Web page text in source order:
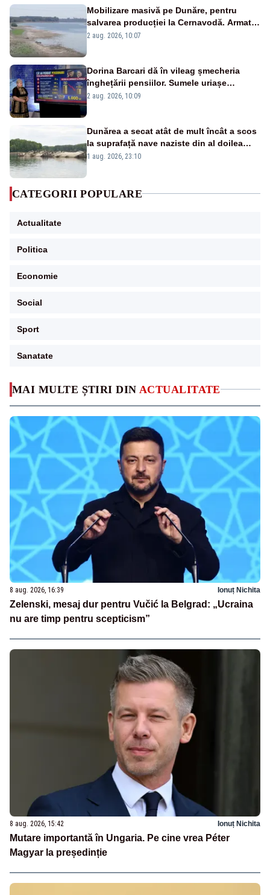
MAI MULTE ȘTIRI DIN ACTUALITATE
8 aug. 2026, 16:39 Ionuț Nichita
Zelenski, mesaj dur pentru Vučić la Belgrad: „Ucraina
nu are timp pentru scepticism”
8 aug. 2026, 15:42 Ionuț Nichita
Mutare importantă în Ungaria. Pe cine vrea Péter
Magyar la președinție
Mobilizare masivă pe Dunăre, pentru
salvarea producției la Cernavodă. Armata
va detona o stâncă și va devia apa
2 aug. 2026, 10:07
Dorina Barcari dă în vileag șmecheria
înghețării pensiilor. Sumele uriașe
pierdute de fiecare român
2 aug. 2026, 10:09
Dunărea a secat atât de mult încât a scos
la suprafață nave naziste din al doilea
război mondial
1 aug. 2026, 23:10
CATEGORII POPULARE
Actualitate
Politica
Economie
Social
Sport
Sanatate